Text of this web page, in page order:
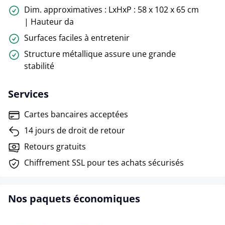
Dim. approximatives : LxHxP : 58 x 102 x 65 cm
| Hauteur da
Surfaces faciles à entretenir
Structure métallique assure une grande
stabilité
Services
Cartes bancaires acceptées
14 jours de droit de retour
Retours gratuits
Chiffrement SSL pour tes achats sécurisés
Nos paquets économiques